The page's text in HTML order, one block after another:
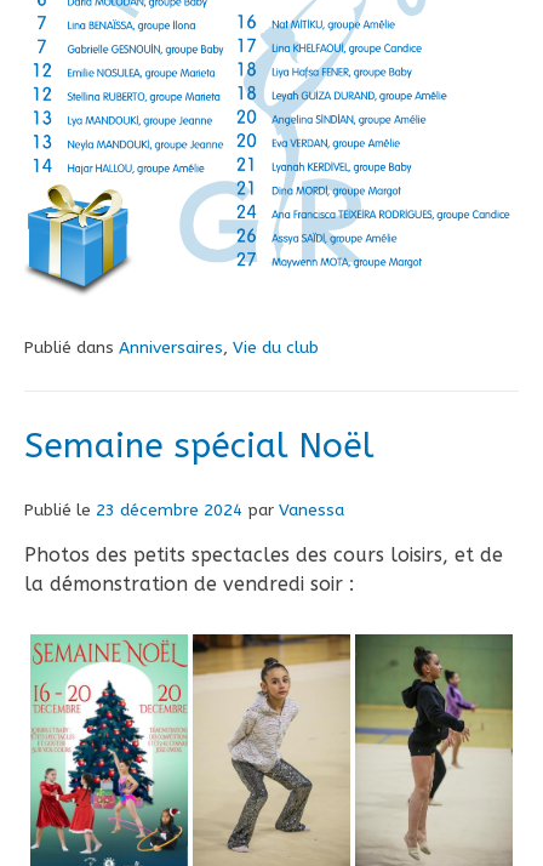
Publié dans Anniversaires, Vie du club
Semaine spécial Noël
Publié le 23 décembre 2024 par Vanessa
Photos des petits spectacles des cours loisirs, et de
la démonstration de vendredi soir :